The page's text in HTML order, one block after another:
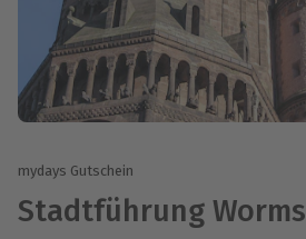
mydays Gutschein
Stadtführung Worms